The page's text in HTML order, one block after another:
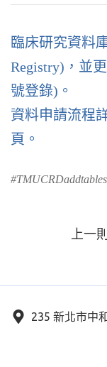
臨床研究資料
Registry)，並
號登錄)。
資料申請流程
頁。
上一則
235 新北市中